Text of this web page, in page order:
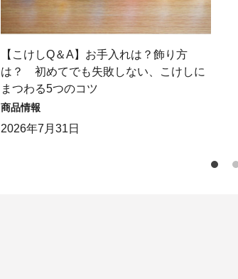
【こけしQ＆A】お手入れは？飾り方
は？ 初めてでも失敗しない、こけしに
まつわる5つのコツ
商品情報
2026年7月31日